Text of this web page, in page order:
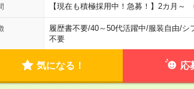
【現在も積極採用中！急募！】2カ月～
履歴書不要/40～50代活躍中/服装自由/シ
不要
気になる！ 応